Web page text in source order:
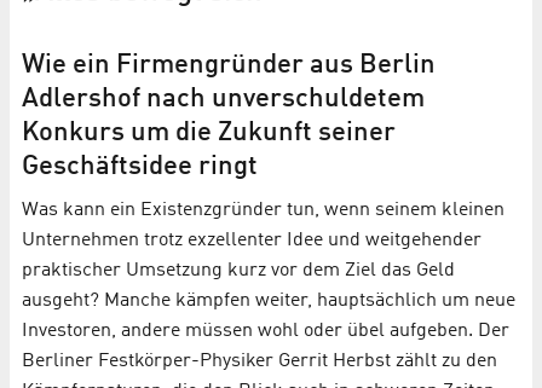
Wie ein Firmengründer aus Berlin
Adlershof nach unverschuldetem
Konkurs um die Zukunft seiner
Geschäftsidee ringt
Was kann ein Existenzgründer tun, wenn seinem kleinen
Unternehmen trotz exzellenter Idee und weitgehender
praktischer Umsetzung kurz vor dem Ziel das Geld
ausgeht? Manche kämpfen weiter, hauptsächlich um neue
Investoren, andere müssen wohl oder übel aufgeben. Der
Berliner Festkörper-Physiker Gerrit Herbst zählt zu den